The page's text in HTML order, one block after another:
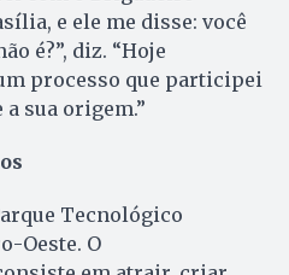
e ele me disse: você
é?”, diz. “Hoje
processo que participei
sua origem.”
Tecnológico
Oeste. O